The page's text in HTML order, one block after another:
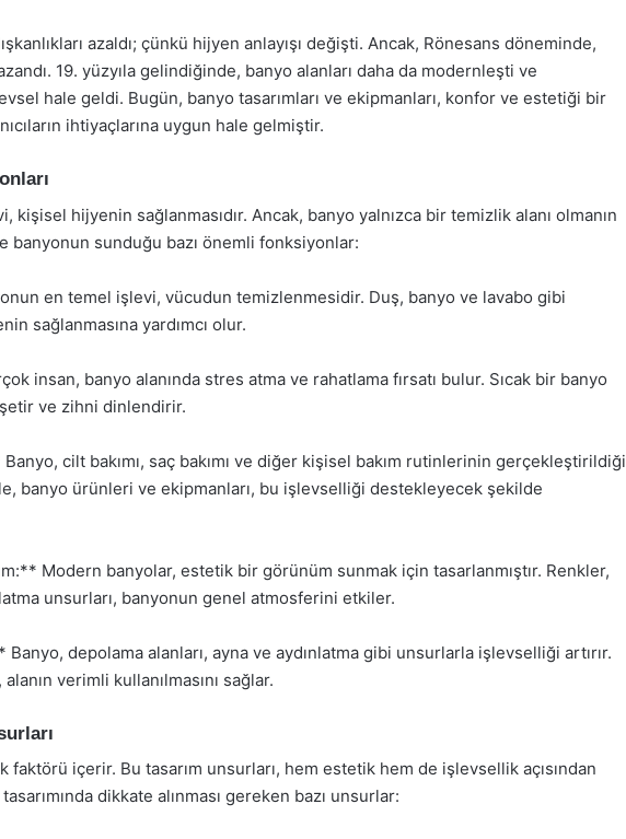
azaldı; çünkü hijyen anlayışı değişti. Ancak, Rönesans döneminde,
19. yüzyıla gelindiğinde, banyo alanları daha da modernleşti ve
hale geldi. Bugün, banyo tasarımları ve ekipmanları, konfor ve estetiği bir
ihtiyaçlarına uygun hale gelmiştir.
kişisel hijyenin sağlanmasıdır. Ancak, banyo yalnızca bir temizlik alanı olmanın
banyonun sunduğu bazı önemli fonksiyonlar:
en temel işlevi, vücudun temizlenmesidir. Duş, banyo ve lavabo gibi
sağlanmasına yardımcı olur.
insan, banyo alanında stres atma ve rahatlama fırsatı bulur. Sıcak bir banyo
ve zihni dinlendirir.
cilt bakımı, saç bakımı ve diğer kişisel bakım rutinlerinin gerçekleştirildiği
banyo ürünleri ve ekipmanları, bu işlevselliği destekleyecek şekilde
Modern banyolar, estetik bir görünüm sunmak için tasarlanmıştır. Renkler,
unsurları, banyonun genel atmosferini etkiler.
depolama alanları, ayna ve aydınlatma gibi unsurlarla işlevselliği artırır.
verimli kullanılmasını sağlar.
faktörü içerir. Bu tasarım unsurları, hem estetik hem de işlevsellik açısından
dikkate alınması gereken bazı unsurlar: